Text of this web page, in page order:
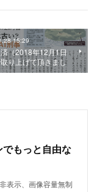
15:29
（2018年12月1日
り上げて頂きまし
もっと自由な
表示、画像容量無制